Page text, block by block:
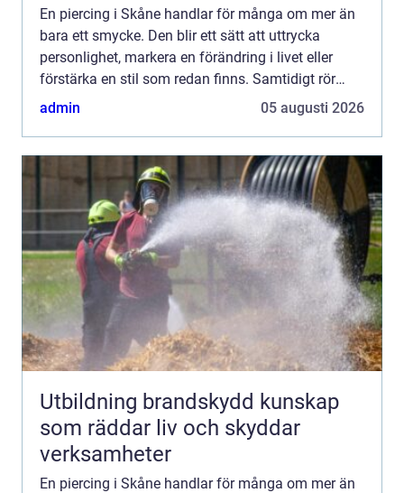
En piercing i Skåne handlar för många om mer än
bara ett smycke. Den blir ett sätt att uttrycka
personlighet, markera en förändring i livet eller
förstärka en stil som redan finns. Samtidigt rör
det...
admin 05 augusti 2026
Utbildning brandskydd kunskap
som räddar liv och skyddar
verksamheter
En piercing i Skåne handlar för många om mer än